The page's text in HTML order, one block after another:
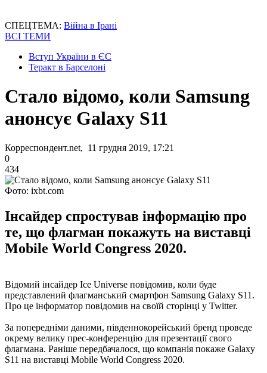
СПЕЦТЕМА: Війна в Ірані
ВСІ ТЕМИ
Вступ України в ЄС
Теракт в Барселоні
Стало відомо, коли Samsung
анонсує Galaxy S11
Корреспондент.net, 11 грудня 2019, 17:21
0
434
Фото: ixbt.com
Інсайдер спростував інформацію про
те, що флагман покажуть на виставці
Mobile World Congress 2020.
Відомий інсайдер Ice Universe повідомив, коли буде
представлений флагманський смартфон Samsung Galaxy S11.
Про це інформатор повідомив на своїй сторінці у Twitter.
За попередніми даними, південнокорейський бренд проведе
окрему велику прес-конференцію для презентації свого
флагмана. Раніше передбачалося, що компанія покаже Galaxy
S11 на виставці Mobile World Congress 2020.